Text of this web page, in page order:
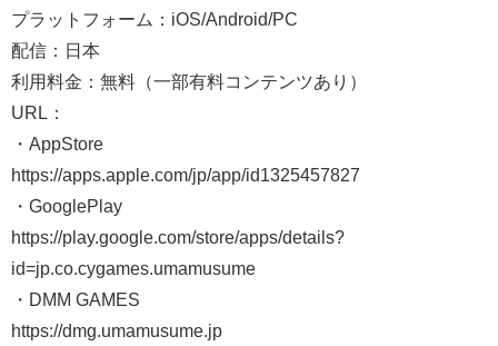
プラットフォーム：iOS/Android/PC
配信：日本
利用料金：無料（一部有料コンテンツあり）
URL：
・AppStore
https://apps.apple.com/jp/app/id1325457827
・GooglePlay
https://play.google.com/store/apps/details?
id=jp.co.cygames.umamusume
・DMM GAMES
https://dmg.umamusume.jp